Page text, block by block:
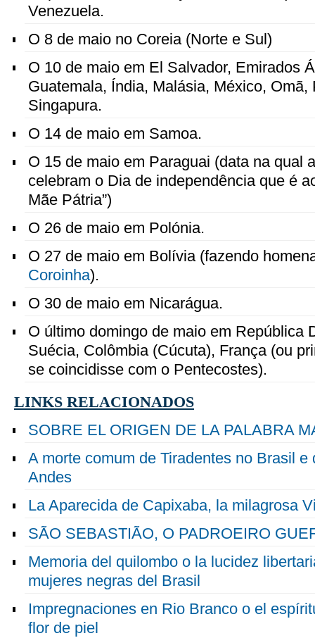
Venezuela.
O 8 de maio no Coreia (Norte e Sul)
O 10 de maio em El Salvador, Emirados
Guatemala, Índia, Malásia, México, Omã,
Singapura.
O 14 de maio em Samoa.
O 15 de maio em Paraguai (data na qual
celebram o Dia de independência que é
Mãe Pátria”)
O 26 de maio em Polónia.
O 27 de maio em Bolívia (fazendo
Coroinha).
O 30 de maio em Nicarágua.
O último domingo de maio em República
Suécia, Colômbia (Cúcuta), França (ou
se coincidisse com o Pentecostes).
LINKS RELACIONADOS
SOBRE EL ORIGEN DE LA PALABRA
A morte comum de Tiradentes no Brasil e
Andes
La Aparecida de Capixaba, la milagrosa
SÃO SEBASTIÃO, O PADROEIRO
Memoria del quilombo o la lucidez
mujeres negras del Brasil
Impregnaciones en Rio Branco o el
flor de piel